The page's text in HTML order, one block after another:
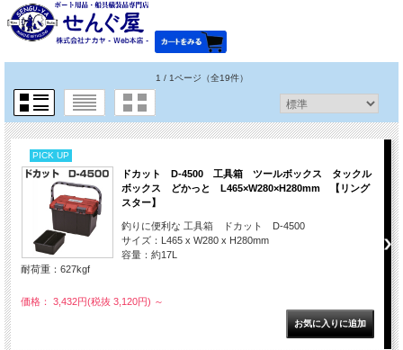
1 / 1ページ （全19件）
PICK UP
ドカット D-4500 工具箱 ツールボックス タックル
ボックス どかっと L465×W280×H280mm 【リング
スター】
釣りに便利な 工具箱 ドカット D-4500
サイズ：L465 x W280 x H280mm
容量：約17L
耐荷重：627kgf
価格： 3,432円(税抜 3,120円) ～